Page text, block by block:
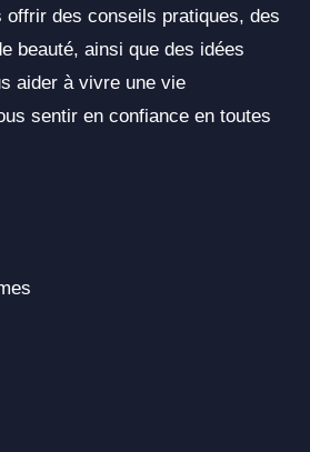
offrir des conseils pratiques, des
beauté, ainsi que des idées
aider à vivre une vie
sentir en confiance en toutes